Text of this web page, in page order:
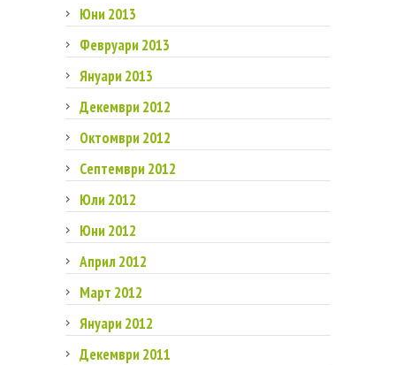
Юни 2013
Февруари 2013
Януари 2013
Декември 2012
Октомври 2012
Септември 2012
Юли 2012
Юни 2012
Април 2012
Март 2012
Януари 2012
Декември 2011